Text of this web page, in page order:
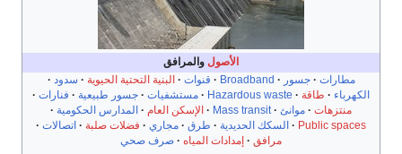
الأصول والمرافق
مطارات
جسور Broadband قنوات البنية التحتية الحيوية
سدود
الكهرباء
طاقة Hazardous waste مستشفيات جسور طبيعية
فنارات
منتزهات
موانئ Mass transit الإسكن العام
المدارس الحكومية
Public spaces
السكك الحديدية طرق مجاري فضلات صلبة
اتصالات
مرافق
إمدادات المياه صرف صحي